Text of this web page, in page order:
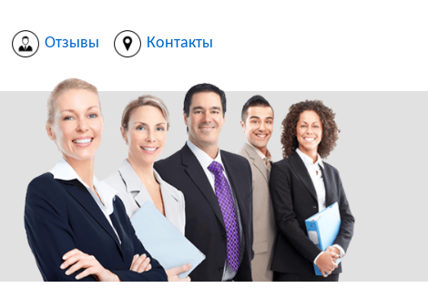
Отзывы Контакты